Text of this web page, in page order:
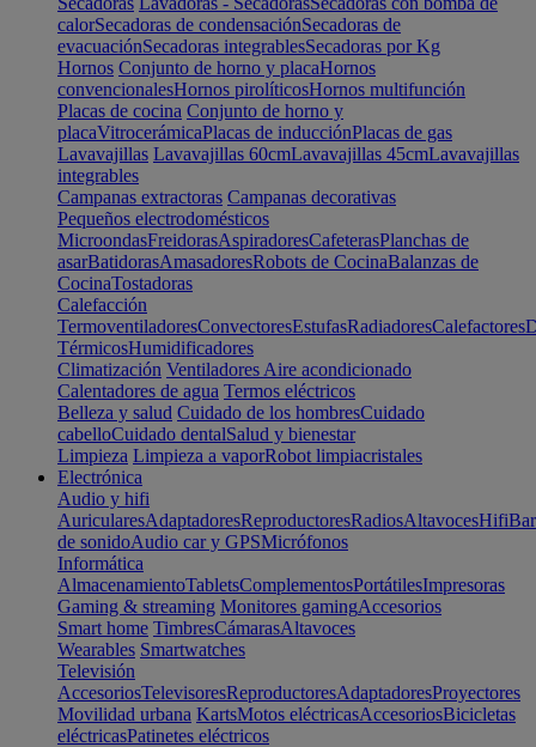
calorSecadoras de condensaciónSecadoras de
evacuaciónSecadoras integrablesSecadoras por Kg
Hornos Conjunto de horno y placaHornos
convencionalesHornos pirolíticosHornos multifunción
Placas de cocina Conjunto de horno y
placaVitrocerámicaPlacas de inducciónPlacas de gas
Lavavajillas Lavavajillas 60cmLavavajillas 45cmLavavajillas
integrables
Campanas extractoras Campanas decorativas
Pequeños electrodomésticos
MicroondasFreidorasAspiradoresCafeterasPlanchas de
asarBatidorasAmasadoresRobots de CocinaBalanzas de
CocinaTostadoras
Calefacción
TermoventiladoresConvectoresEstufasRadiadoresCalefactores
TérmicosHumidificadores
Climatización Ventiladores Aire acondicionado
Calentadores de agua Termos eléctricos
Belleza y salud Cuidado de los hombresCuidado
cabelloCuidado dentalSalud y bienestar
Limpieza Limpieza a vaporRobot limpiacristales
Electrónica
Audio y hifi
AuricularesAdaptadoresReproductoresRadiosAltavocesHifi
de sonidoAudio car y GPSMicrófonos
Informática
AlmacenamientoTabletsComplementosPortátilesImpresoras
Gaming & streaming Monitores gamingAccesorios
Smart home TimbresCámarasAltavoces
Wearables Smartwatches
Televisión
AccesoriosTelevisoresReproductoresAdaptadoresProyectores
Movilidad urbana KartsMotos eléctricasAccesoriosBicicletas
eléctricasPatinetes eléctricos